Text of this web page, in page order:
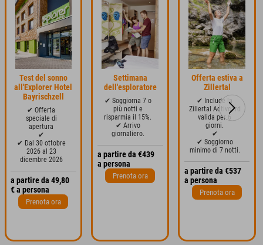
Test del sonno
all'Explorer Hotel
Bayrischzell
✔ Offerta
speciale di
apertura
✔
✔ Dal 30 ottobre
2026 al 23
dicembre 2026
a partire da 49,80
€ a persona
Prenota ora
Settimana
dell'esploratore
✔ Soggiorna 7 o
più notti e
risparmia il 15%.
✔ Arrivo
giornaliero.
a partire da €439
a persona
Prenota ora
Offerta estiva a
Zillertal
✔ Include la
Zillertal Activcard
valida per 6
giorni.
✔
✔ Soggiorno
minimo di 7 notti.
a partire da €537
a persona
Prenota ora